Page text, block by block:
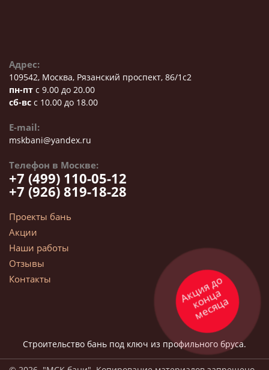
Адрес:
109542, Москва, Рязанский проспект, 86/1с2
пн-пт с 9.00 до 20.00
сб-вс с 10.00 до 18.00
E-mail:
mskbani@yandex.ru
Телефон в Москве:
+7 (499) 110-05-12
+7 (926) 819-18-28
Проекты бань
Акции
Наши работы
Отзывы
Контакты
Строительство бань под ключ из профильного бруса.
А
кц
и
я д
о
ко
н
ц
а
м
е
сяц
а